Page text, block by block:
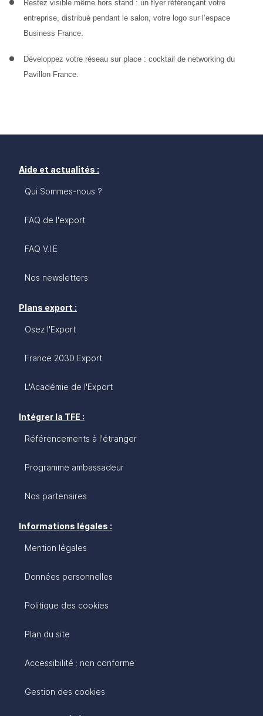
Restez visible même hors stand : un flyer référençant votre
entreprise, distribué pendant le salon, votre logo sur l’espace
Business France.
Développez votre réseau sur place : cocktail de networking du
Pavillon France.
Aide et actualités :
Qui Sommes-nous ?
FAQ de l'export
FAQ V.I.E
Nos newsletters
Plans export :
Osez l'Export
France 2030 Export
L'Académie de l'Export
Intégrer la TFE :
Référencements à l'étranger
Programme ambassadeur
Nos partenaires
Informations légales :
Mention légales
Données personnelles
Politique des cookies
Plan du site
Accessibilité : non conforme
Gestion des cookies